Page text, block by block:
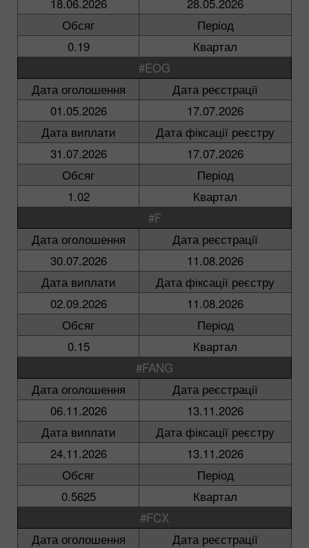
18.06.2026
28.05.2026
Обсяг
Період
0.19
Квартал
#EOG
Дата оголошення
Дата реєстрації
01.05.2026
17.07.2026
Дата виплати
Дата фіксації реєстру
31.07.2026
17.07.2026
Обсяг
Період
1.02
Квартал
#F
Дата оголошення
Дата реєстрації
30.07.2026
11.08.2026
Дата виплати
Дата фіксації реєстру
02.09.2026
11.08.2026
Обсяг
Період
0.15
Квартал
#FANG
Дата оголошення
Дата реєстрації
06.11.2026
13.11.2026
Дата виплати
Дата фіксації реєстру
24.11.2026
13.11.2026
Обсяг
Період
0.5625
Квартал
#FCX
Дата оголошення
Дата реєстрації